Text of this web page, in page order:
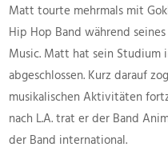
Matt tourte mehrmals mit
Hip Hop Band während
Music. Matt hat sein Studium
abgeschlossen. Kurz darauf
musikalischen Aktivitäten
nach L.A. trat er der Band
der Band international.